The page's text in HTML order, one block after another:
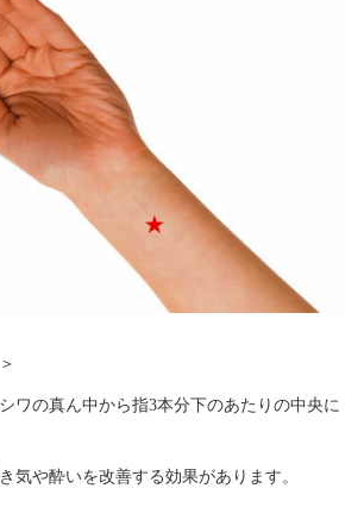
ワの真ん中から指3本分下のあたりの中央に
気や酔いを改善する効果があります。